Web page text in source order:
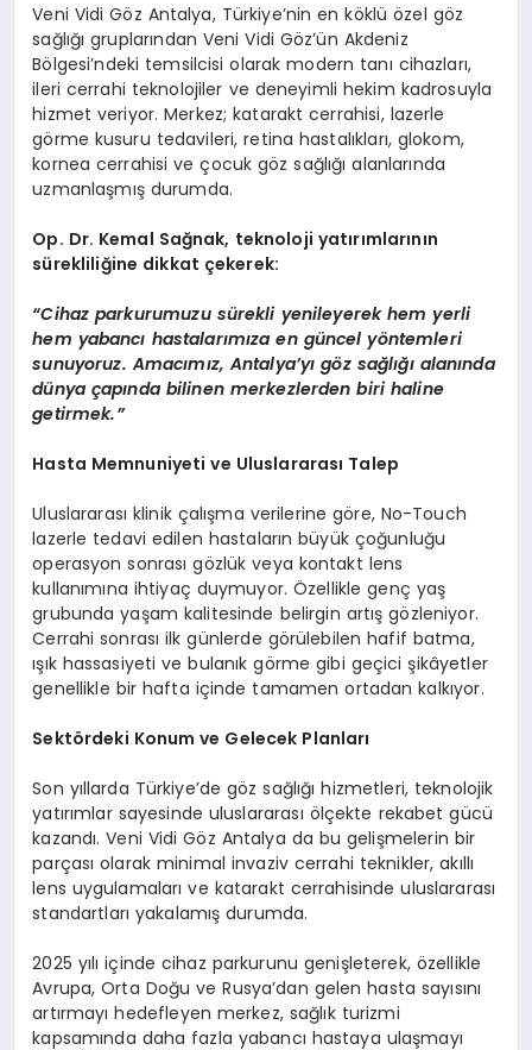
Veni Vidi Göz Antalya, Türkiye’nin en köklü özel göz
sağlığı gruplarından Veni Vidi Göz’ün Akdeniz
Bölgesi’ndeki temsilcisi olarak modern tanı cihazları,
ileri cerrahi teknolojiler ve deneyimli hekim kadrosuyla
hizmet veriyor. Merkez; katarakt cerrahisi, lazerle
görme kusuru tedavileri, retina hastalıkları, glokom,
kornea cerrahisi ve çocuk göz sağlığı alanlarında
uzmanlaşmış durumda.
Op. Dr. Kemal Sağnak, teknoloji yatırımlarının
sürekliliğine dikkat çekerek:
“Cihaz parkurumuzu sürekli yenileyerek hem yerli
hem yabancı hastalarımıza en güncel yöntemleri
sunuyoruz. Amacımız, Antalya’yı göz sağlığı alanında
dünya çapında bilinen merkezlerden biri haline
getirmek.”
Hasta Memnuniyeti ve Uluslararası Talep
Uluslararası klinik çalışma verilerine göre, No-Touch
lazerle tedavi edilen hastaların büyük çoğunluğu
operasyon sonrası gözlük veya kontakt lens
kullanımına ihtiyaç duymuyor. Özellikle genç yaş
grubunda yaşam kalitesinde belirgin artış gözleniyor.
Cerrahi sonrası ilk günlerde görülebilen hafif batma,
ışık hassasiyeti ve bulanık görme gibi geçici şikâyetler
genellikle bir hafta içinde tamamen ortadan kalkıyor.
Sektördeki Konum ve Gelecek Planları
Son yıllarda Türkiye’de göz sağlığı hizmetleri, teknolojik
yatırımlar sayesinde uluslararası ölçekte rekabet gücü
kazandı. Veni Vidi Göz Antalya da bu gelişmelerin bir
parçası olarak minimal invaziv cerrahi teknikler, akıllı
lens uygulamaları ve katarakt cerrahisinde uluslararası
standartları yakalamış durumda.
2025 yılı içinde cihaz parkurunu genişleterek, özellikle
Avrupa, Orta Doğu ve Rusya’dan gelen hasta sayısını
artırmayı hedefleyen merkez, sağlık turizmi
kapsamında daha fazla yabancı hastaya ulaşmayı